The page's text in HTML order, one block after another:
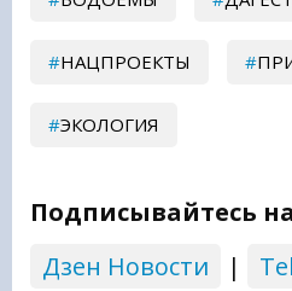
НАЦПРОЕКТЫ
ЭКОЛОГИЯ
Подписывайтесь
Дзен Новости
|